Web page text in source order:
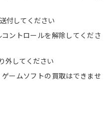
付してください
ントロールを解除してくださ
外してください
ームソフトの買取はできませ